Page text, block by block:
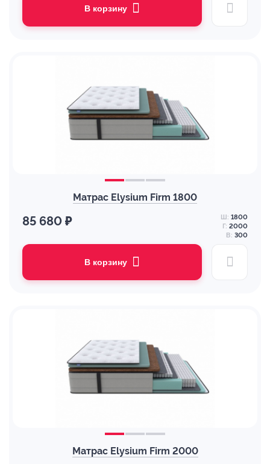
В корзину
Матрас Elysium Firm 1800
85 680 ₽ Ш: 1800
Г: 2000
В: 300
В корзину
Матрас Elysium Firm 2000